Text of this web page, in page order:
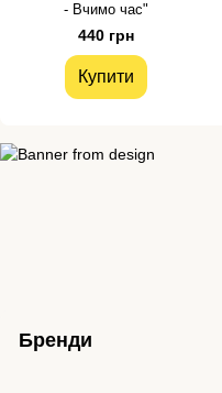
- Вчимо час"
440 грн
Купити
Бренди